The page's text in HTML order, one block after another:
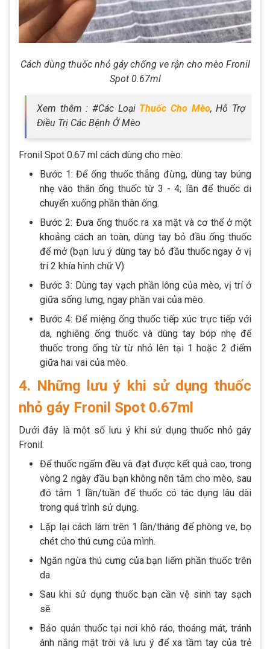
Cách dùng thuốc nhỏ gáy chống ve rận cho mèo Fronil
Spot 0.67ml
Xem thêm : #Các Loại Thuốc Cho Mèo, Hỗ Trợ
Điều Trị Các Bệnh Ở Mèo
Fronil Spot 0.67 ml cách dùng cho mèo:
Bước 1: Để ống thuốc thẳng đừng, dùng tay búng
nhẹ vào thân ống thuốc từ 3 - 4; lần để thuốc di
chuyển xuống phần thân ống.
Bước 2: Đưa ống thuốc ra xa mặt và cơ thể ở một
khoảng cách an toàn, dùng tay bỏ đầu ống thuốc
để mở (bạn lưu ý dùng tay bỏ đầu thuốc ngay ở vị
trí 2 khía hình chữ V)
Bước 3: Dùng tay vạch phần lông của mèo, vị trí ở
giữa sống lưng, ngay phần vai của mèo.
Bước 4: Để miệng ống thuốc tiếp xúc trực tiếp với
da, nghiêng ống thuốc và dùng tay bóp nhẹ để
thuốc trong ống từ từ nhỏ lên tại 1 hoặc 2 điểm
giữa hai vai của mèo.
4. Những lưu ý khi sử dụng thuốc
nhỏ gáy Fronil Spot 0.67ml
Dưới đây là một số lưu ý khi sử dụng thuốc nhỏ gáy
Fronil:
Để thuốc ngấm đều và đạt được kết quả cao, trong
vòng 2 ngày đầu bạn không nên tắm cho mèo, sau
đó tắm 1 lần/tuần để thuốc có tác dụng lâu dài
trong quá trình sử dụng.
Lặp lại cách làm trên 1 lần/tháng để phòng ve, bọ
chét cho thú cưng của mình.
Ngăn ngừa thú cưng của bạn liếm phần thuốc trên
da.
Sau khi sử dụng thuốc bạn cần vệ sinh tay sạch
sẽ.
Bảo quản thuốc tại nơi khô ráo, thoáng mát, tránh
ánh nắng mặt trời và lưu ý để xa tầm tay của trẻ